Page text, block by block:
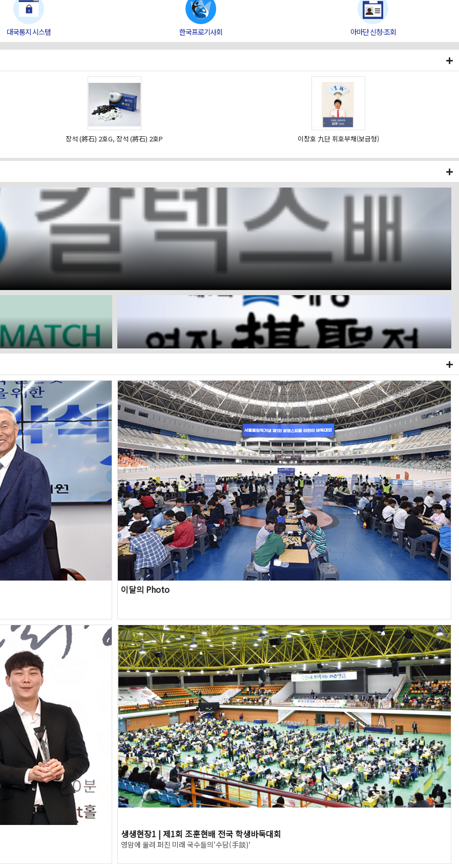
대국통지 시스템 한국프로기사회 아마단 신청·조회
장석 (將石) 2호G, 장석 (將石) 2호P 이창호 九단 휘호부채(보급형)
이달의 Photo
생생현장1 | 제1회 조훈현배 전국 학생바둑대회
영암에 울려 퍼진 미래 국수들의‘수담(手談)’